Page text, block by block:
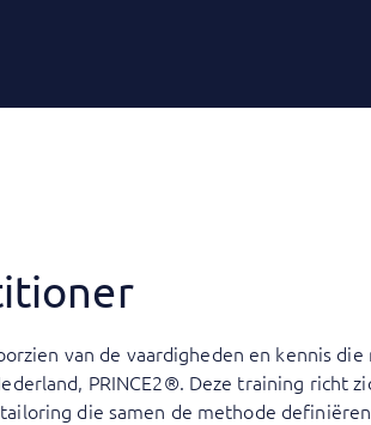
van de vaardigheden en kennis
PRINCE2®. Deze training richt
die samen de methode